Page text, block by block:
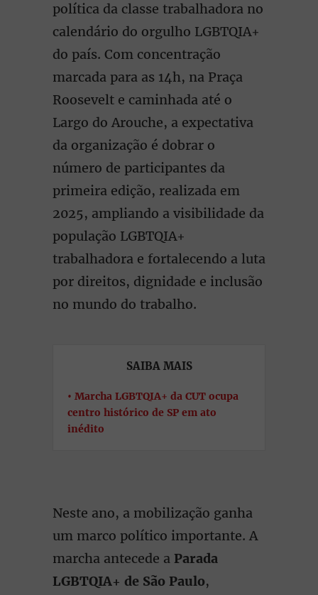
política da classe trabalhadora no
calendário do orgulho LGBTQIA+
do país. Com concentração
marcada para as 14h, na Praça
Roosevelt e caminhada até o
Largo do Arouche, a expectativa
da organização é dobrar o
número de participantes da
primeira edição, realizada em
2025, ampliando a visibilidade da
população LGBTQIA+
trabalhadora e fortalecendo a luta
por direitos, dignidade e inclusão
no mundo do trabalho.
SAIBA MAIS
Marcha LGBTQIA+ da CUT ocupa
centro histórico de SP em ato
inédito
Neste ano, a mobilização ganha
um marco político importante. A
marcha antecede a Parada
LGBTQIA+ de São Paulo,